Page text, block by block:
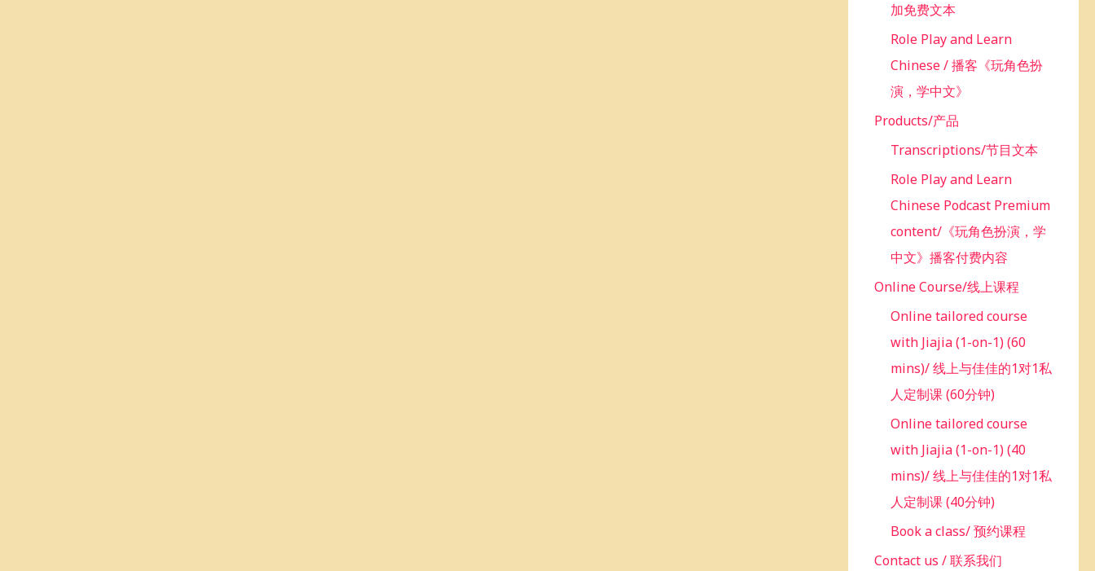
加免费文本
Role Play and Learn
Chinese / 播客《玩角色扮
演，学中文》
Products/产品
Transcriptions/节目文本
Role Play and Learn
Chinese Podcast Premium
content/《玩角色扮演，学
中文》播客付费内容
Online Course/线上课程
Online tailored course
with Jiajia (1-on-1) (60
mins)/ 线上与佳佳的1对1私
人定制课 (60分钟)
Online tailored course
with Jiajia (1-on-1) (40
mins)/ 线上与佳佳的1对1私
人定制课 (40分钟)
Book a class/ 预约课程
Contact us / 联系我们